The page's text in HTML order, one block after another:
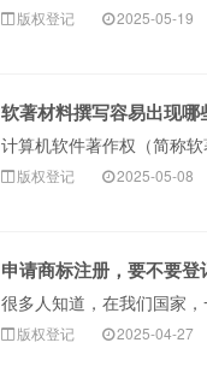
版权登记 2025-05-19
软著材料撰写容易出现哪
版权登记 2025-05-08
申请商标注册，要不要登
版权登记 2025-04-27